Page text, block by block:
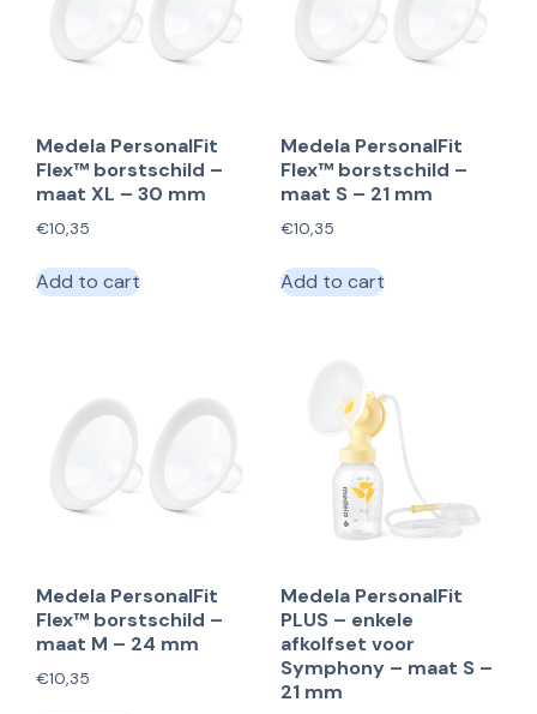
Medela PersonalFit
Flex™ borstschild –
maat XL – 30 mm
€10,35
Add to cart
Medela PersonalFit
Flex™ borstschild –
maat S – 21 mm
€10,35
Add to cart
Medela PersonalFit
Flex™ borstschild –
maat M – 24 mm
€10,35
Medela PersonalFit
PLUS – enkele
afkolfset voor
Symphony – maat S –
21 mm